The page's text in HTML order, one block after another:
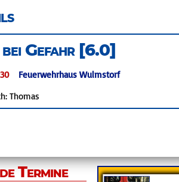
Gefahr [6.0]
Feuerwehrhaus Wulmstorf
Thomas
Termine